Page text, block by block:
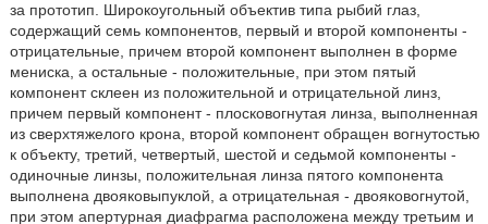
за прототип. Широкоугольный объектив типа рыбий глаз,
содержащий семь компонентов, первый и второй компоненты -
отрицательные, причем второй компонент выполнен в форме
мениска, а остальные - положительные, при этом пятый
компонент склеен из положительной и отрицательной линз,
причем первый компонент - плосковогнутая линза, выполненная
из сверхтяжелого крона, второй компонент обращен вогнутостью
к объекту, третий, четвертый, шестой и седьмой компоненты -
одиночные линзы, положительная линза пятого компонента
выполнена двояковыпуклой, а отрицательная - двояковогнутой,
при этом апертурная диафрагма расположена между третьим и